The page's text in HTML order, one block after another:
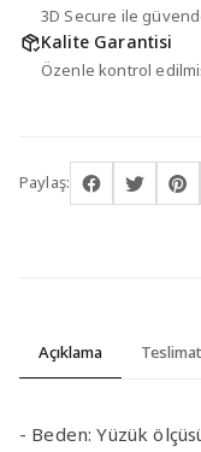
3D Secure ile
Kalite Garantisi
Özenle kontrol
Paylaş:
Açıklama Teslimat
- Beden:Yüzük